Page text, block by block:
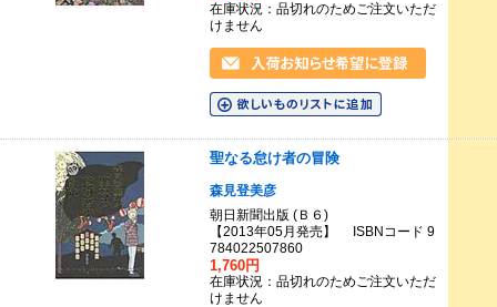
在庫状況：品切れのためご注文いただ
けません
聖なる怠け者の冒険
森見登美彦
朝日新聞出版 (Ｂ６)
【2013年05月発売】 ISBNコード 9
784022507860
1,760円
在庫状況：品切れのためご注文いただ
けません